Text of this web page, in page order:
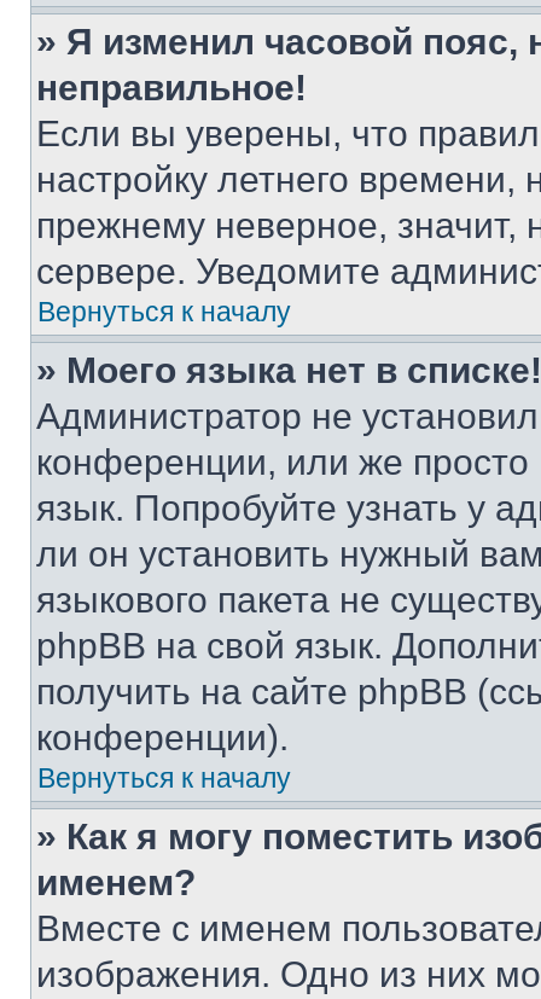
» Я изменил часовой пояс,
неправильное!
Если вы уверены, что
настройку летнего
прежнему неверное, значит,
сервере. Уведомите
Вернуться к началу
» Моего языка нет в списке!
Администратор не
конференции, или же
язык. Попробуйте узнать у
ли он установить нужный
языкового пакета не
phpBB на свой язык.
получить на сайте phpBB
конференции).
Вернуться к началу
» Как я могу поместить
именем?
Вместе с именем
изображения. Одно из них